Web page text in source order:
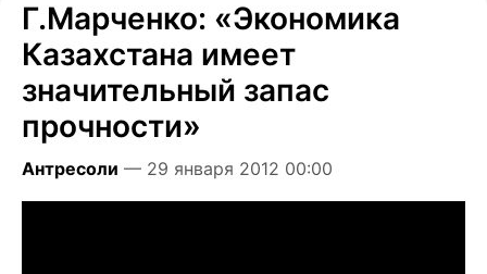
Г.Марченко: «Экономика
Казахстана имеет
значительный запас
прочности»
Антресоли — 29 января 2012 00:00